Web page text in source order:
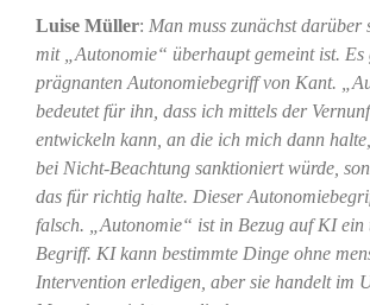
Luise Müller: Man muss zunächst darüber
mit „Autonomie“ überhaupt gemeint ist. Es
prägnanten Autonomiebegriff von Kant.
bedeutet für ihn, dass ich mittels der
entwickeln kann, an die ich mich dann
bei Nicht-Beachtung sanktioniert würde,
das für richtig halte. Dieser
falsch. „Autonomie“ ist in Bezug auf KI ein
Begriff. KI kann bestimmte Dinge ohne
Intervention erledigen, aber sie handelt im